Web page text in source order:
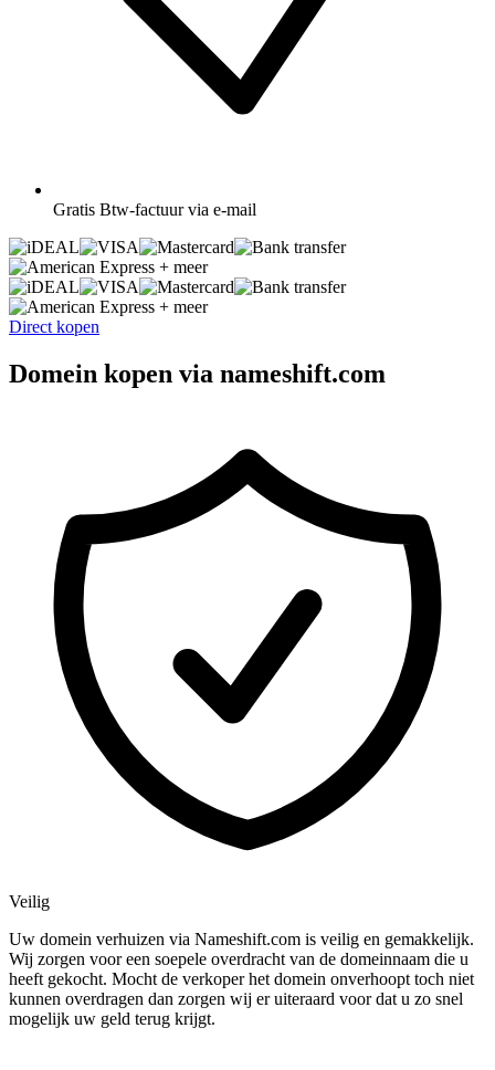
Gratis Btw-factuur via e-mail
+ meer
+ meer
Direct kopen
Domein kopen via nameshift.com
Veilig
Uw domein verhuizen via Nameshift.com is veilig en gemakkelijk.
Wij zorgen voor een soepele overdracht van de domeinnaam die u
heeft gekocht. Mocht de verkoper het domein onverhoopt toch niet
kunnen overdragen dan zorgen wij er uiteraard voor dat u zo snel
mogelijk uw geld terug krijgt.